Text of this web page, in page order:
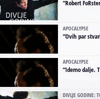
“Robert
APOCALYPSE
“Ovih par stvari odlično, šteta
APOCALYPSE
“Idemo dalje.
DIVLJE GODINE: